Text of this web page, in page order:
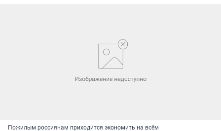
Пожилым россиянам приходится экономить на всём